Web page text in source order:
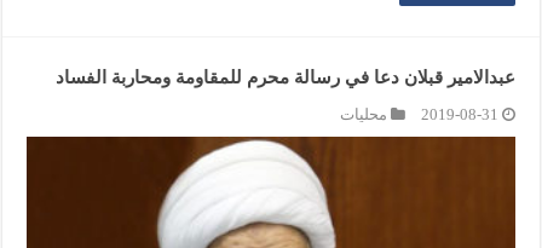
عبدالامير قبلان دعا في رسالة محرم للمقاومة ومحاربة الفساد
2019-08-31 محليات